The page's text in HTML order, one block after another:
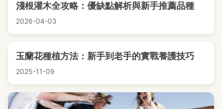
淺根灌木全攻略：優缺點解析與新手推薦品種
2026-04-03
玉蘭花種植方法：新手到老手的實戰養護技巧
2025-11-09